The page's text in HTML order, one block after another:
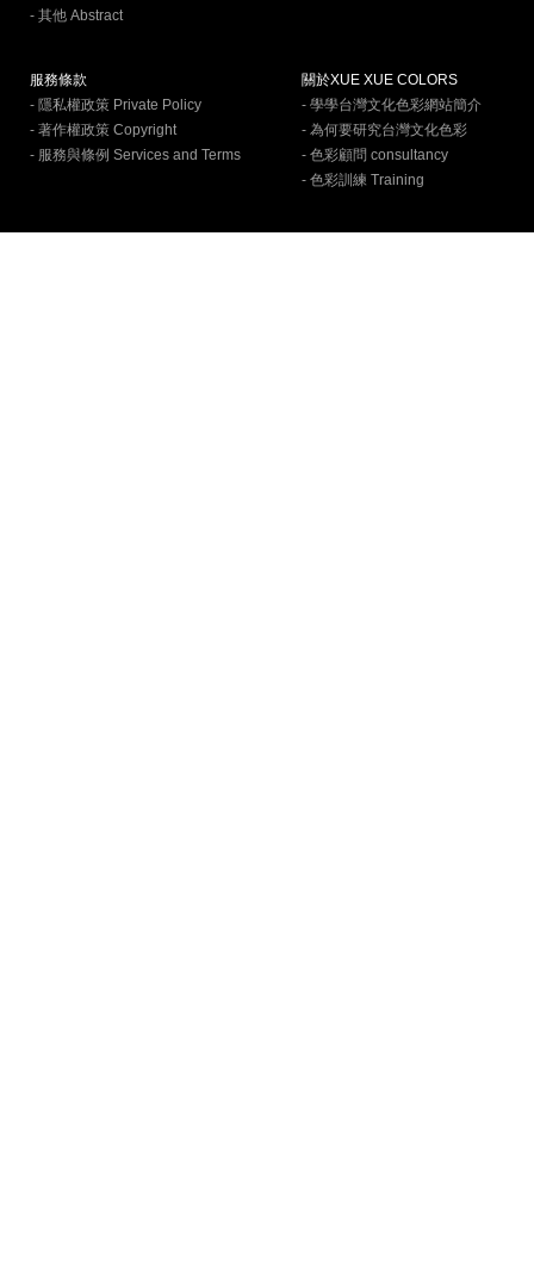
- 其他 Abstract
服務條款
- 隱私權政策 Private Policy
- 著作權政策 Copyright
- 服務與條例 Services and Terms
關於XUE XUE COLORS
- 學學台灣文化色彩網站簡介
- 為何要研究台灣文化色彩
- 色彩顧問 consultancy
- 色彩訓練 Training